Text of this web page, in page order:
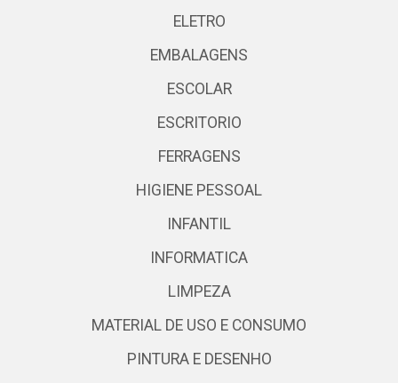
ELETRO
EMBALAGENS
ESCOLAR
ESCRITORIO
FERRAGENS
HIGIENE PESSOAL
INFANTIL
INFORMATICA
LIMPEZA
MATERIAL DE USO E CONSUMO
PINTURA E DESENHO